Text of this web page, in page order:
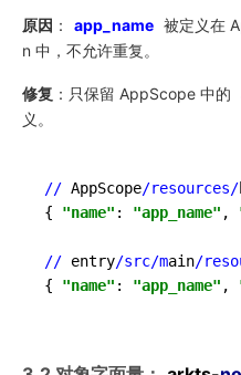
原因 ： app_name 被定义在
n 中，不允许重复。
修复 ：只保留 AppScope 中的
义。
// AppScope/resources/
{ "name" : "app_name" ,
// entry/src/main/
{ "name" : "app_name" ,